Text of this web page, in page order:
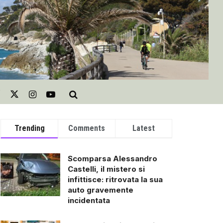
Trending Comments Latest
Scomparsa Alessandro
Castelli, il mistero si
infittisce: ritrovata la sua
auto gravemente
incidentata